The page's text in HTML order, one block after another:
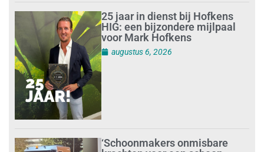
25 jaar in dienst bij Hofkens
HIG: een bijzondere mijlpaal
voor Mark Hofkens
augustus 6, 2026
‘Schoonmakers onmisbare